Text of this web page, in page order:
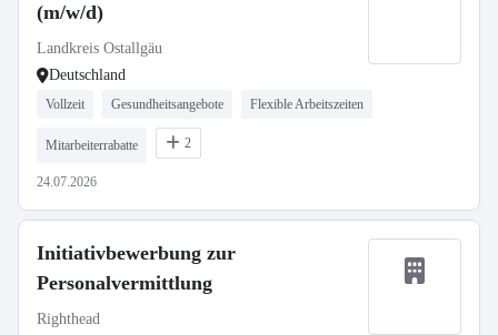
(m/w/d)
Landkreis Ostallgäu
Deutschland
Vollzeit Gesundheitsangebote Flexible Arbeitszeiten
Mitarbeiterrabatte 2
24.07.2026
Initiativbewerbung zur
Personalvermittlung
Righthead